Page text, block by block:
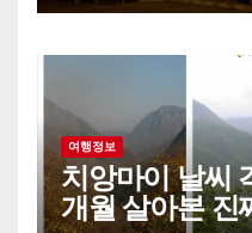
여행정보
치앙마이 날씨
개월 살아본 진